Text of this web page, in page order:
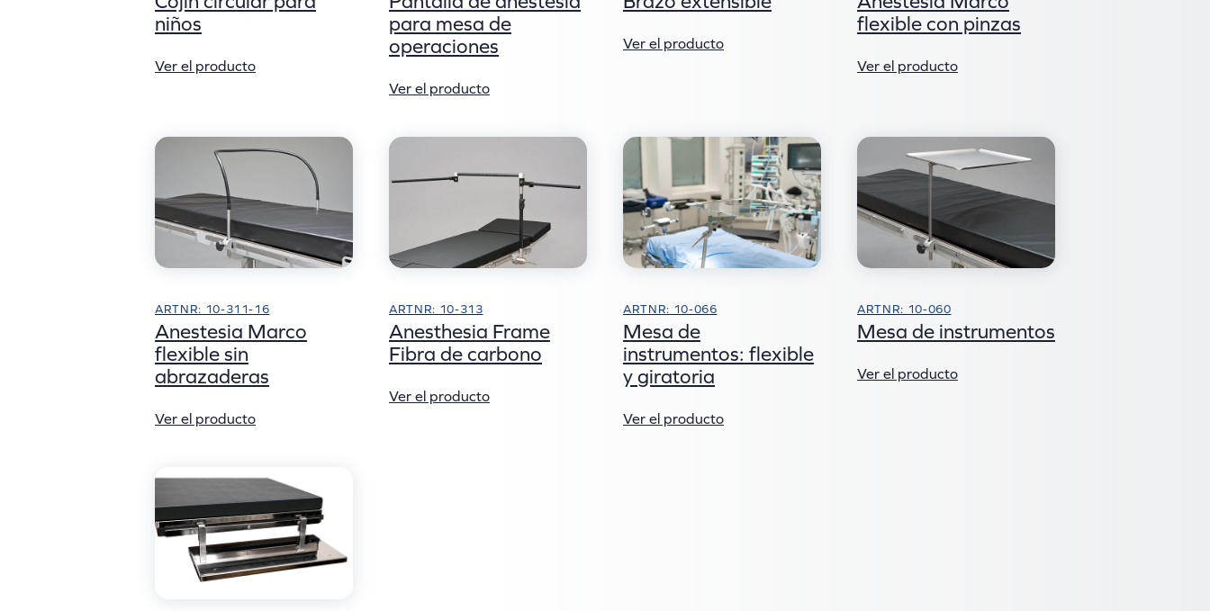
niños
Ver el producto
para mesa de
operaciones
Ver el producto
Ver el producto
flexible con pinzas
Ver el producto
ARTNR: 10-311-16
Anestesia Marco
flexible sin
abrazaderas
Ver el producto
ARTNR: 10-313
Anesthesia Frame
Fibra de carbono
Ver el producto
ARTNR: 10-066
Mesa de
instrumentos: flexible
y giratoria
Ver el producto
ARTNR: 10-060
Mesa de instrumentos
Ver el producto